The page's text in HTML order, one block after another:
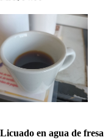
Licuado en agua de fresa